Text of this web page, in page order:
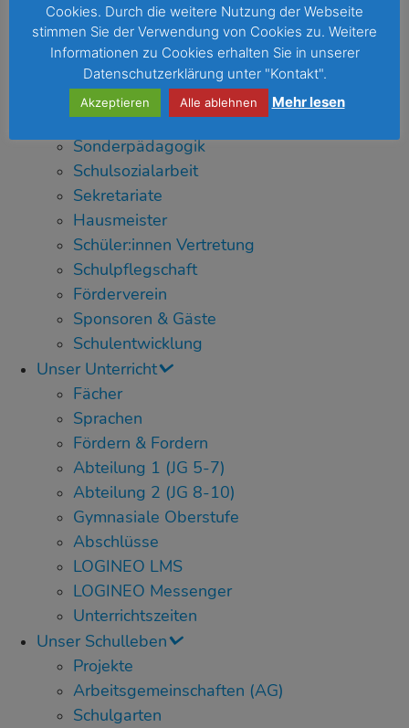
Fairtrade School
Auszeichnungen
Unsere Teams
Kollegium
Schulleitung
Sonderpädagogik
Schulsozialarbeit
Sekretariate
Hausmeister
Schüler:innen Vertretung
Schulpflegschaft
Förderverein
Sponsoren & Gäste
Schulentwicklung
Unser Unterricht
Fächer
Sprachen
Fördern & Fordern
Abteilung 1 (JG 5-7)
Abteilung 2 (JG 8-10)
Gymnasiale Oberstufe
Abschlüsse
LOGINEO LMS
LOGINEO Messenger
Unterrichtszeiten
Unser Schulleben
Projekte
Arbeitsgemeinschaften (AG)
Schulgarten
Cookies. Durch die weitere Nutzung der Webseite
stimmen Sie der Verwendung von Cookies zu. Weitere
Informationen zu Cookies erhalten Sie in unserer
Datenschutzerklärung unter "Kontakt".
Akzeptieren Alle ablehnen Mehr lesen